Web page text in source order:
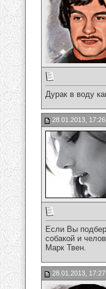
Дурак в воду
28.01.2013, 17:26
Если Вы
собакой и
Марк Твен.
28.01.2013, 17:27